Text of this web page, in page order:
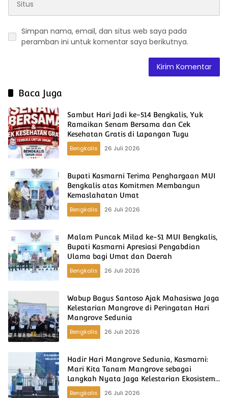
Simpan nama, email, dan situs web saya pada
peramban ini untuk komentar saya berikutnya.
Baca Juga
Sambut Hari Jadi ke-514 Bengkalis, Yuk
Ramaikan Senam Bersama dan Cek
Kesehatan Gratis di Lapangan Tugu
Bengkalis
26 Juli 2026
Bupati Kasmarni Terima Penghargaan MUI
Bengkalis atas Komitmen Membangun
Kemaslahatan Umat
Bengkalis
26 Juli 2026
Malam Puncak Milad ke-51 MUI Bengkalis,
Bupati Kasmarni Apresiasi Pengabdian
Ulama bagi Umat dan Daerah
Bengkalis
26 Juli 2026
Wabup Bagus Santoso Ajak Mahasiswa Jaga
Kelestarian Mangrove di Peringatan Hari
Mangrove Sedunia
Bengkalis
26 Juli 2026
Hadir Hari Mangrove Sedunia, Kasmarni:
Mari Kita Tanam Mangrove sebagai
Langkah Nyata Jaga Kelestarian Ekosistem
dan Benteng Pesisir
Bengkalis 26 Juli 2026